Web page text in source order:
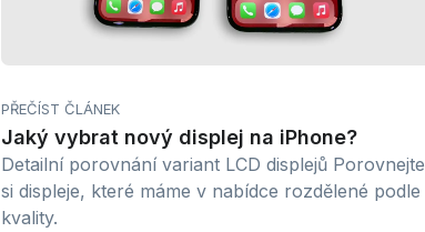
PŘEČÍST ČLÁNEK
Jaký vybrat nový displej na iPhone?
Detailní porovnání variant LCD displejů Porovnejte
si displeje, které máme v nabídce rozdělené podle
kvality.